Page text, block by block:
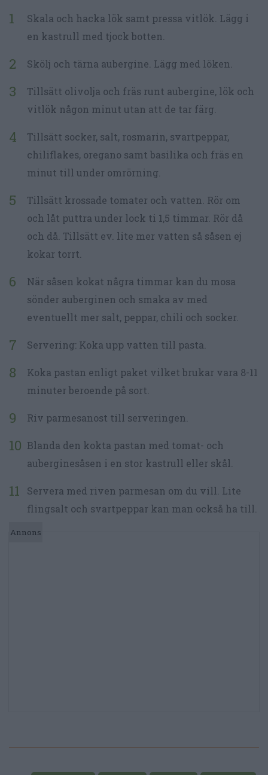
Skala och hacka lök samt pressa vitlök. Lägg i
en kastrull med tjock botten.
Skölj och tärna aubergine. Lägg med löken.
Tillsätt olivolja och fräs runt aubergine, lök och
vitlök någon minut utan att de tar färg.
Tillsätt socker, salt, rosmarin, svartpeppar,
chiliflakes, oregano samt basilika och fräs en
minut till under omrörning.
Tillsätt krossade tomater och vatten. Rör om
och låt puttra under lock ti 1,5 timmar. Rör då
och då. Tillsätt ev. lite mer vatten så såsen ej
kokar torrt.
När såsen kokat några timmar kan du mosa
sönder auberginen och smaka av med
eventuellt mer salt, peppar, chili och socker.
Servering: Koka upp vatten till pasta.
Koka pastan enligt paket vilket brukar vara 8-11
minuter beroende på sort.
Riv parmesanost till serveringen.
Blanda den kokta pastan med tomat- och
auberginesåsen i en stor kastrull eller skål.
Servera med riven parmesan om du vill. Lite
flingsalt och svartpeppar kan man också ha till.